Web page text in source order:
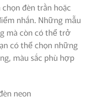
đèn trần hoặc
nhấn. Những mẫu
mà còn có thể trở
có thể chọn những
màu sắc phù hợp
neon